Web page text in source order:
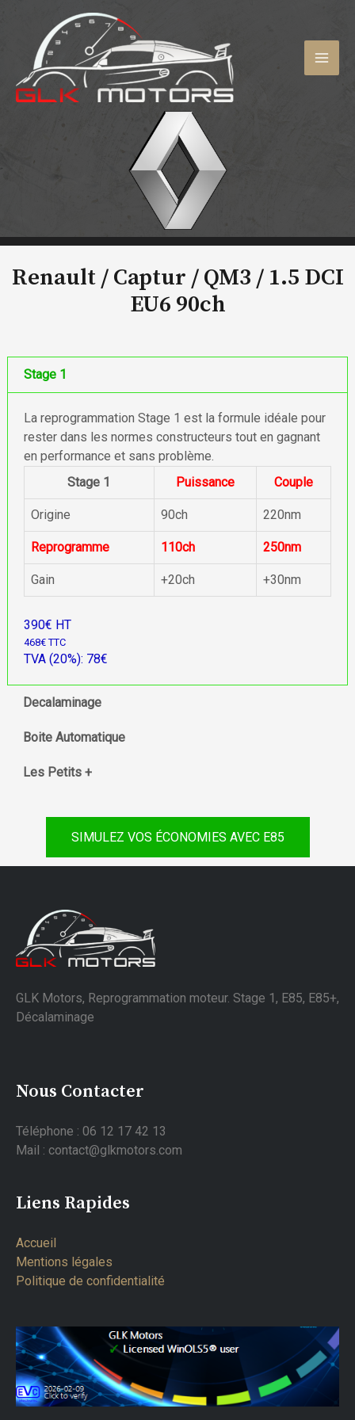
contenu
Renault / Captur / QM3 / 1.5 DCI
EU6 90ch
Stage 1
La reprogrammation Stage 1 est la formule idéale pour
rester dans les normes constructeurs tout en gagnant
en performance et sans problème.
Stage 1
Puissance Couple
Origine 90ch 220nm
Reprogramme 110ch 250nm
Gain +20ch +30nm
390€ HT
468€ TTC
TVA (20%): 78€
Decalaminage
Boite Automatique
Les Petits +
SIMULEZ VOS ÉCONOMIES AVEC E85
GLK Motors, Reprogrammation moteur. Stage 1, E85, E85+,
Décalaminage
Nous Contacter
Téléphone : 06 12 17 42 13
Mail : contact@glkmotors.com
Liens Rapides
Accueil
Mentions légales
Politique de confidentialité